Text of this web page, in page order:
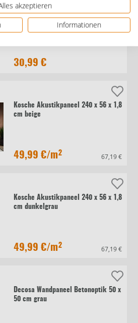
Decosa Korkplatten 50 x 50 cm 4
30,99 €
Kosche Akustikpaneel 240 x 56 x 1,8
cm beige
49,99 €/m² 67,19 €
Kosche Akustikpaneel 240 x 56 x 1,8
cm dunkelgrau
49,99 €/m² 67,19 €
Decosa Wandpaneel Betonoptik 50 x
50 cm grau
akzeptieren
Informationen